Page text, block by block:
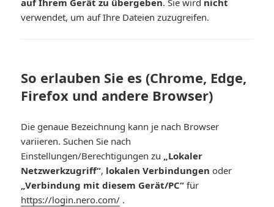
auf Ihrem Gerät zu übergeben. Sie wird nicht
verwendet, um auf Ihre Dateien zuzugreifen.
So erlauben Sie es (Chrome, Edge,
Firefox und andere Browser)
Die genaue Bezeichnung kann je nach Browser
variieren. Suchen Sie nach
Einstellungen/Berechtigungen zu „Lokaler
Netzwerkzugriff“, lokalen Verbindungen oder
„Verbindung mit diesem Gerät/PC“ für
https://login.nero.com/ .